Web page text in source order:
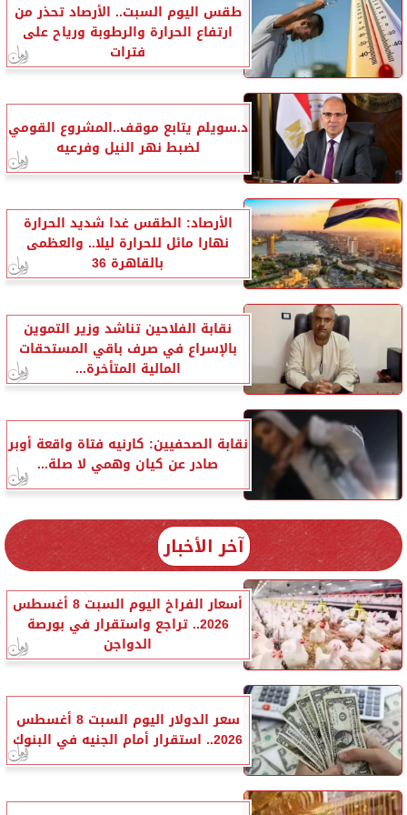
طقس اليوم السبت.. الأرصاد تحذر من
ارتفاع الحرارة والرطوبة ورياح على
فترات
د.سويلم يتابع موقف..المشروع القومي
لضبط نهر النيل وفرعيه
الأرصاد: الطقس غدا شديد الحرارة
نهارا مائل للحرارة ليلا.. والعظمى
بالقاهرة 36
نقابة الفلاحين تناشد وزير التموين
بالإسراع في صرف باقي المستحقات
المالية المتأخرة...
نقابة الصحفيين: كارنيه فتاة واقعة أوبر
صادر عن كيان وهمي لا صلة...
آخر الأخبار
أسعار الفراخ اليوم السبت 8 أغسطس
2026.. تراجع واستقرار في بورصة
الدواجن
سعر الدولار اليوم السبت 8 أغسطس
2026.. استقرار أمام الجنيه في البنوك